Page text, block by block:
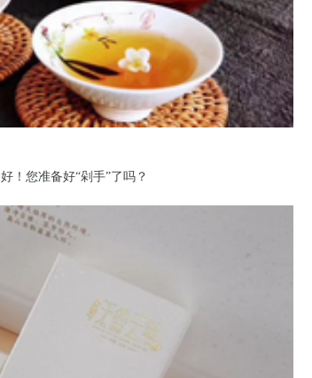
！您准备好“剁手”了吗？